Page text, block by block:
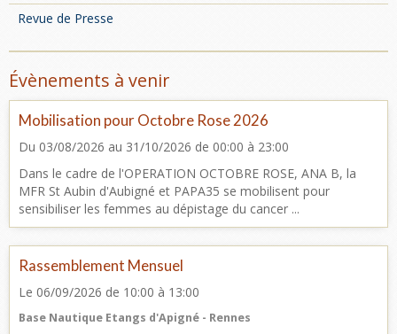
Revue de Presse
Évènements à venir
Mobilisation pour Octobre Rose 2026
Du 03/08/2026 au 31/10/2026 de 00:00 à 23:00
Dans le cadre de l'OPERATION OCTOBRE ROSE, ANA B, la
MFR St Aubin d'Aubigné et PAPA35 se mobilisent pour
sensibiliser les femmes au dépistage du cancer ...
Rassemblement Mensuel
Le 06/09/2026 de 10:00 à 13:00
Base Nautique Etangs d'Apigné - Rennes